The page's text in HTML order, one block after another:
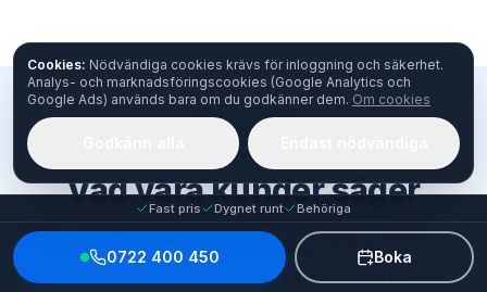
OMDÖMEN
Vad våra kunder säger
Riktiga omdömen från kunder, lämnade efter
slutförda jobb via vår egen plattform.
Fast pris Dygnet runt Behöriga
0722 400 450 Boka
Cookies: Nödvändiga cookies krävs för inloggning och säkerhet.
Analys- och marknadsföringscookies (Google Analytics och
Google Ads) används bara om du godkänner dem. Om cookies